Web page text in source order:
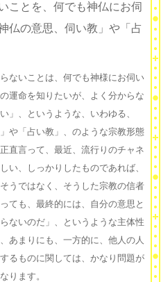
ことを、何でも神仏にお伺
仏の意思、伺い教」や「占
ないことは、何でも神様にお伺い
運命を知りたいが、よく分からな
」、というような、いわゆる、
や「占い教」、のような宗教形態
直言って、最近、流行りのチャネ
い、しっかりしたものであれば、
うではなく、そうした宗教の信者
ても、最終的には、自分の意思と
ないのだ」、というような主体性
あまりにも、一方的に、他人の人
るものに関しては、かなり問題が
ります。